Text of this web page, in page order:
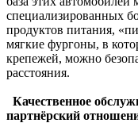
специализированных
продуктов питания,
мягкие фургоны, в
крепежей, можно
расстояния.
Качественное
партнёрский